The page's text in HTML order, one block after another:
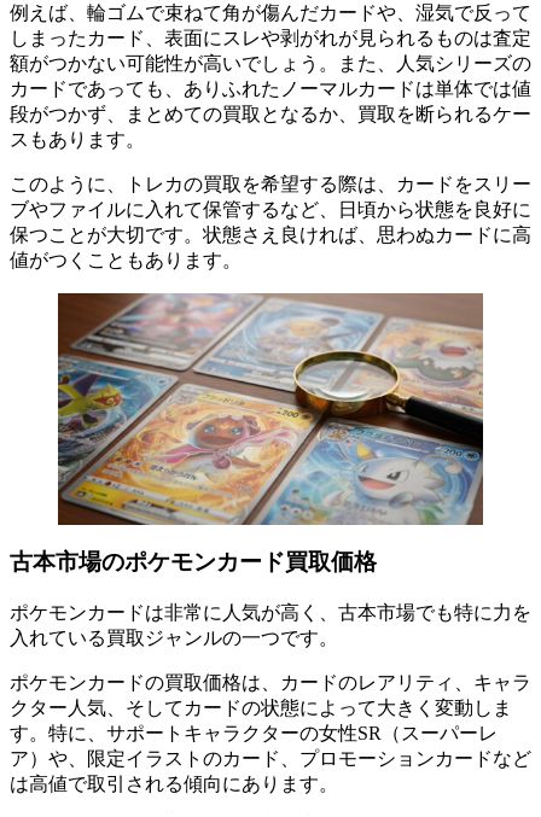
例えば、輪ゴムで束ねて角が傷んだカードや、湿気で反って
しまったカード、表面にスレや剥がれが見られるものは査定
額がつかない可能性が高いでしょう。また、人気シリーズの
カードであっても、ありふれたノーマルカードは単体では値
段がつかず、まとめての買取となるか、買取を断られるケー
スもあります。
このように、トレカの買取を希望する際は、カードをスリー
ブやファイルに入れて保管するなど、日頃から状態を良好に
保つことが大切です。状態さえ良ければ、思わぬカードに高
値がつくこともあります。
古本市場のポケモンカード買取価格
ポケモンカードは非常に人気が高く、古本市場でも特に力を
入れている買取ジャンルの一つです。
ポケモンカードの買取価格は、カードのレアリティ、キャラ
クター人気、そしてカードの状態によって大きく変動しま
す。特に、サポートキャラクターの女性SR（スーパーレ
ア）や、限定イラストのカード、プロモーションカードなど
は高値で取引される傾向にあります。